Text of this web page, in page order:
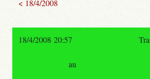
< 18/4/2008
18/4/2008 20:57
au